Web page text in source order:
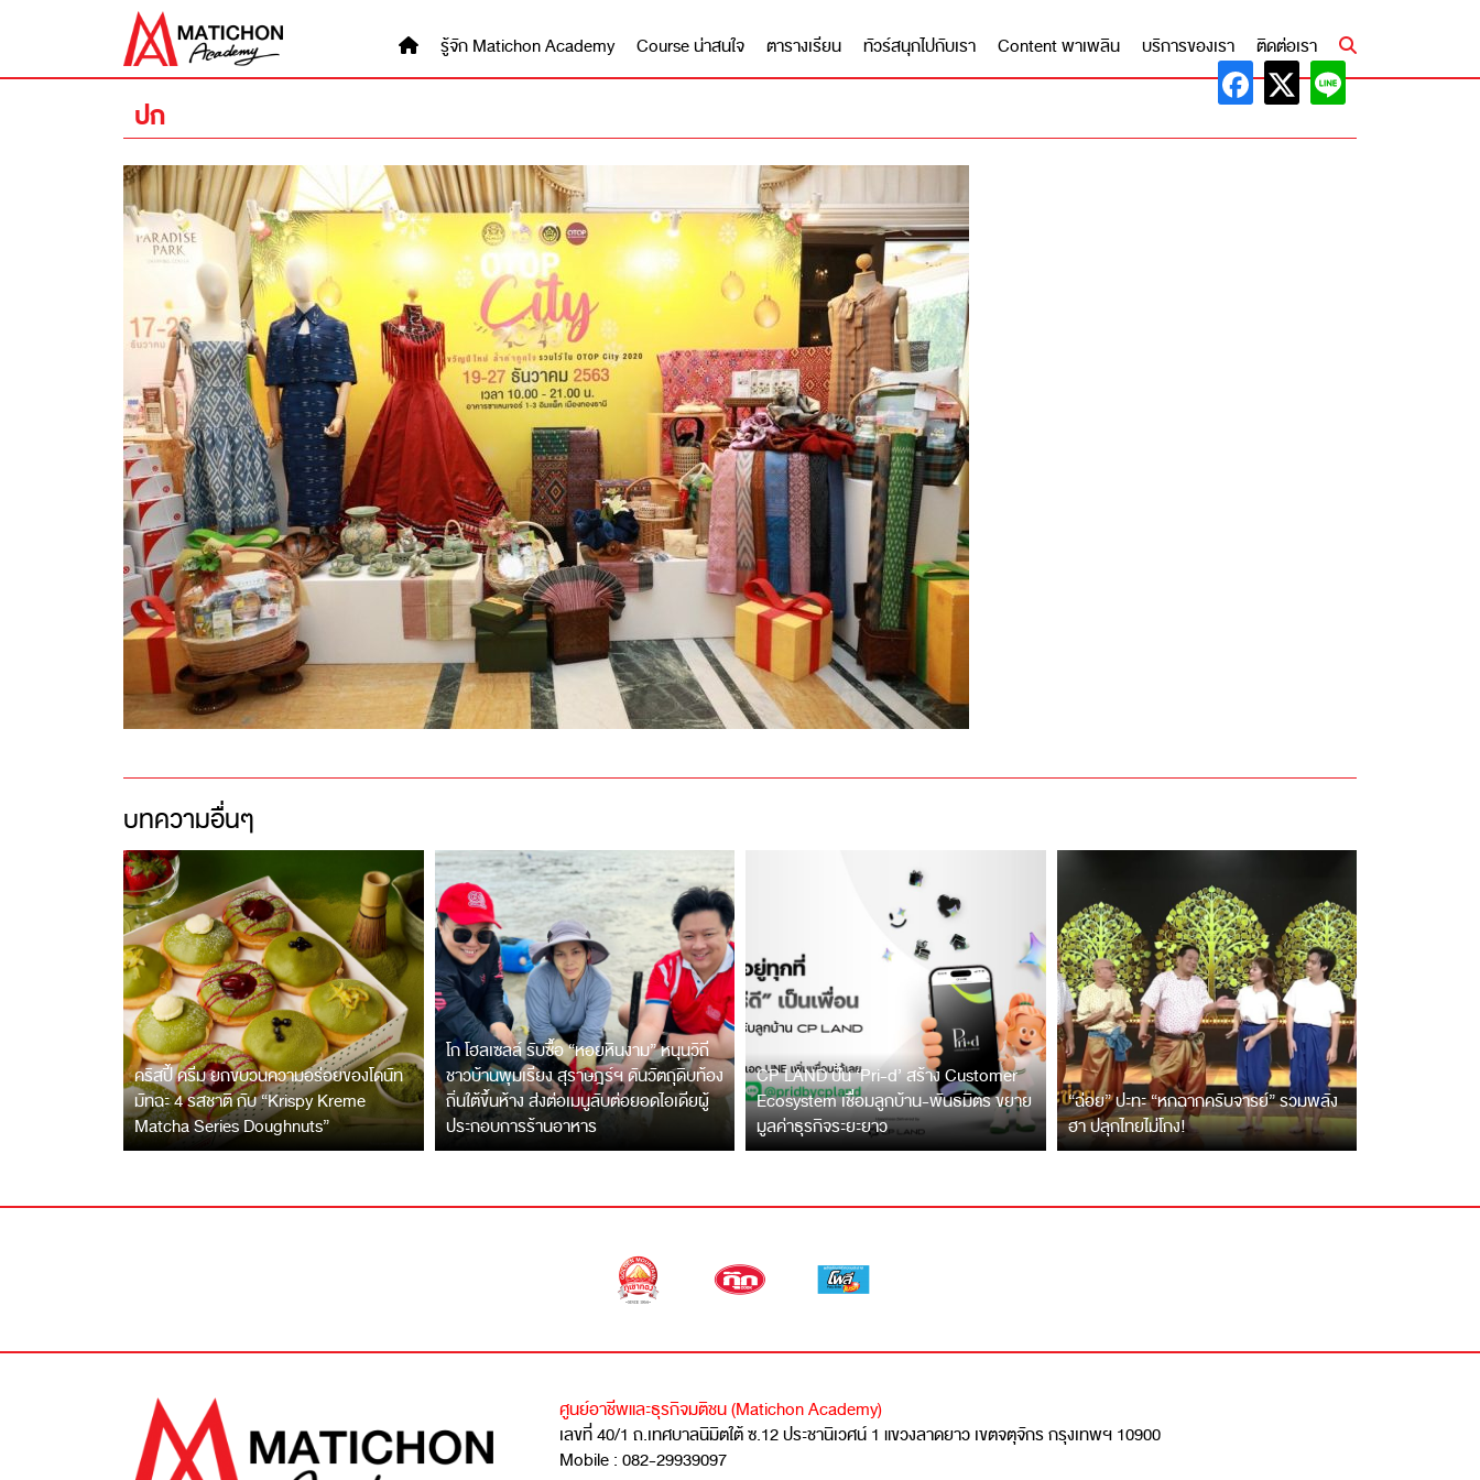
รู้จัก Matichon Academy Course น่าสนใจ ตารางเรียน ทัวร์สนุกไปกับเรา Content พาเพลิน บริการของเรา ติดต่อเรา
ปก
บทความอื่นๆ
คริสปี้ ครีม ยกขบวนความอร่อยของโดนัท
มัทฉะ 4 รสชาติ กับ “Krispy Kreme
Matcha Series Doughnuts”
โก โฮลเซลล์ รับซื้อ “หอยหินงาม” หนุนวิถี
ชาวบ้านพุมเรียง สุราษฎร์ฯ ดันวัตถุดิบท้อง
ถิ่นใต้ขึ้นห้าง ส่งต่อเมนูลับต่อยอดไอเดียผู้
ประกอบการร้านอาหาร
CP LAND ปั้น ‘Pri-d’ สร้าง Customer
Ecosystem เชื่อมลูกบ้าน-พันธมิตร ขยาย
มูลค่าธุรกิจระยะยาว
“ฉ่อย” ปะทะ “หกฉากครับจารย์” รวมพลัง
ฮา ปลุกไทยไม่โกง!
ศูนย์อาชีพและธุรกิจมติชน (Matichon Academy)
เลขที่ 40/1 ถ.เทศบาลนิมิตใต้ ซ.12 ประชานิเวศน์ 1 แขวงลาดยาว เขตจตุจักร กรุงเทพฯ 10900
Mobile : 082-29939097